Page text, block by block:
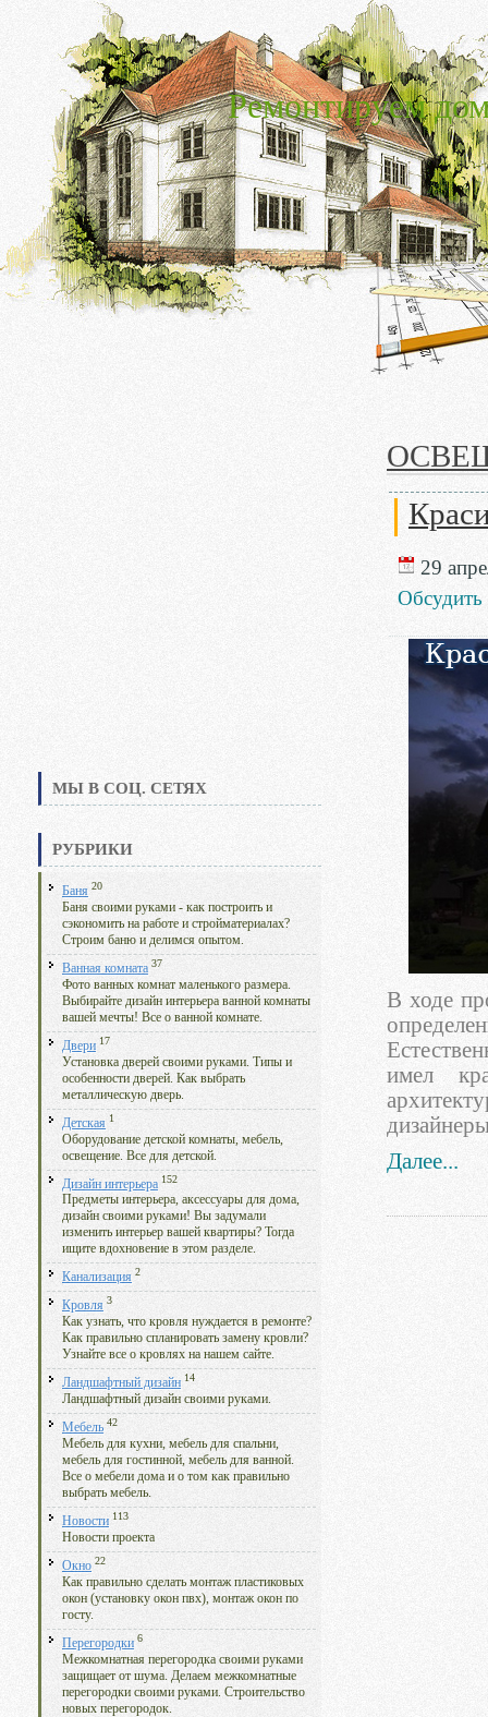
Ремонтируем
МЫ В СОЦ. СЕТЯХ
РУБРИКИ
Баня 20
Баня своими руками - как построить и
сэкономить на работе и стройматериалах?
Строим баню и делимся опытом.
Ванная комната 37
Фото ванных комнат маленького размера.
Выбирайте дизайн интерьера ванной комнаты
вашей мечты! Все о ванной комнате.
Двери 17
Установка дверей своими руками. Типы и
особенности дверей. Как выбрать
металлическую дверь.
Детская 1
Оборудование детской комнаты, мебель,
освещение. Все для детской.
Дизайн интерьера 152
Предметы интерьера, аксессуары для дома,
дизайн своими руками! Вы задумали
изменить интерьер вашей квартиры? Тогда
ищите вдохновение в этом разделе.
Канализация 2
Кровля 3
Как узнать, что кровля нуждается в ремонте?
Как правильно спланировать замену кровли?
Узнайте все о кровлях на нашем сайте.
Ландшафтный дизайн 14
Ландшафтный дизайн своими руками.
Мебель 42
Мебель для кухни, мебель для спальни,
мебель для гостинной, мебель для ванной.
Все о мебели дома и о том как правильно
выбрать мебель.
Новости 113
Новости проекта
Окно 22
Как правильно сделать монтаж пластиковых
окон (установку окон пвх), монтаж окон по
госту.
Перегородки 6
Межкомнатная перегородка своими руками
защищает от шума. Делаем межкомнатные
перегородки своими руками. Строительство
новых перегородок.
29
Обсудить
В ходе
имел
Далее...